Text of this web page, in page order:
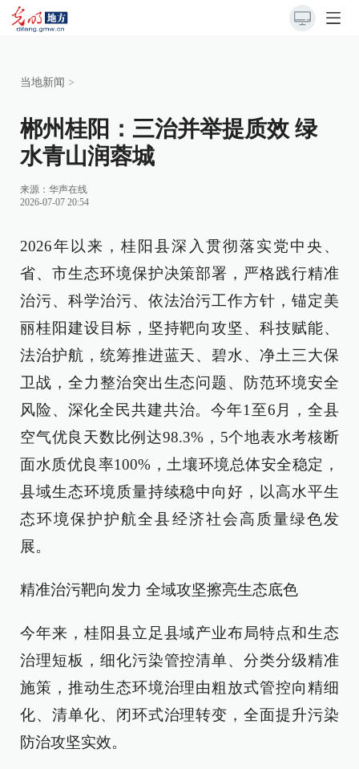
当地新闻 >
郴州桂阳：三治并举提质效 绿
水青山润蓉城
来源： 华声在线
2026-07-07 20:54
2026年以来，桂阳县深入贯彻落实党中央、
省、市生态环境保护决策部署，严格践行精准
治污、科学治污、依法治污工作方针，锚定美
丽桂阳建设目标，坚持靶向攻坚、科技赋能、
法治护航，统筹推进蓝天、碧水、净土三大保
卫战，全力整治突出生态问题、防范环境安全
风险、深化全民共建共治。今年1至6月，全县
空气优良天数比例达98.3%，5个地表水考核断
面水质优良率100%，土壤环境总体安全稳定，
县域生态环境质量持续稳中向好，以高水平生
态环境保护护航全县经济社会高质量绿色发
展。
精准治污靶向发力 全域攻坚擦亮生态底色
今年来，桂阳县立足县域产业布局特点和生态
治理短板，细化污染管控清单、分类分级精准
施策，推动生态环境治理由粗放式管控向精细
化、清单化、闭环式治理转变，全面提升污染
防治攻坚实效。